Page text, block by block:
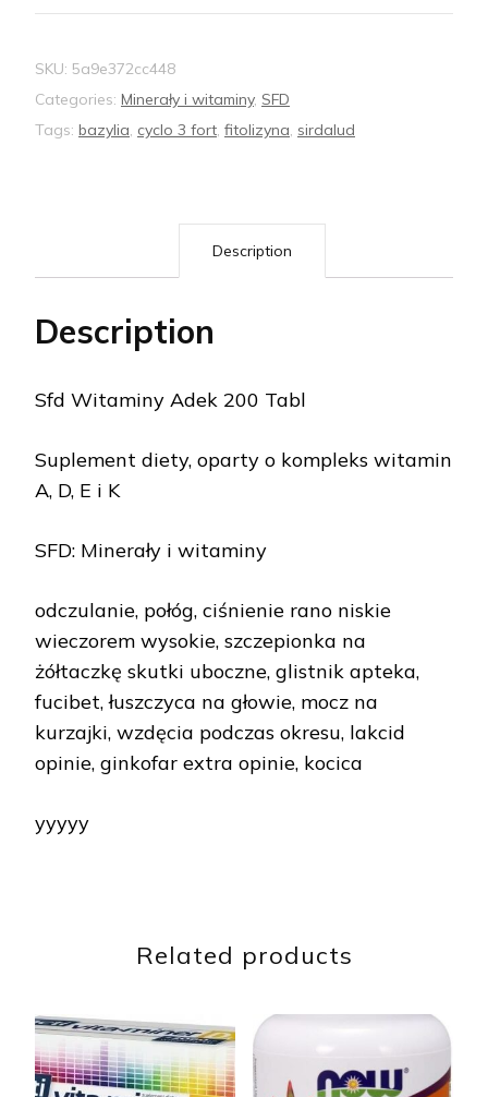
SKU: 5a9e372cc448
Categories: Minerały i witaminy, SFD
Tags: bazylia, cyclo 3 fort, fitolizyna, sirdalud
Description
Description
Sfd Witaminy Adek 200 Tabl
Suplement diety, oparty o kompleks witamin
A, D, E i K
SFD: Minerały i witaminy
odczulanie, połóg, ciśnienie rano niskie
wieczorem wysokie, szczepionka na
żółtaczkę skutki uboczne, glistnik apteka,
fucibet, łuszczyca na głowie, mocz na
kurzajki, wzdęcia podczas okresu, lakcid
opinie, ginkofar extra opinie, kocica
yyyyy
Related products